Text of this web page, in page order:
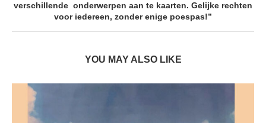
verschillende onderwerpen aan te kaarten. Gelijke rechten
voor iedereen, zonder enige poespas!”
YOU MAY ALSO LIKE